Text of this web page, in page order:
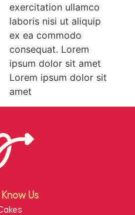
exercitation ullamco
laboris nisi ut aliquip
ex ea commodo
consequat. Lorem
ipsum dolor sit amet
Lorem ipsum dolor sit
amet
Us